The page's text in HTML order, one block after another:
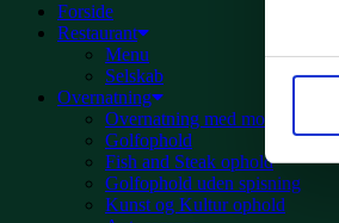
Forside
Restaurant
Menu
Selskab
Overnatning
Overnatning med morgenmad
Golfophold
Fish and Steak ophold
Golfophold uden spisning
Kunst og Kultur ophold